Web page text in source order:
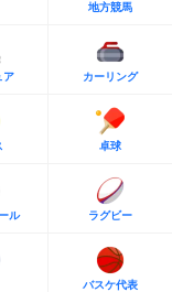
地方競馬
ア カーリング
卓球
ル ラグビー
バスケ代表